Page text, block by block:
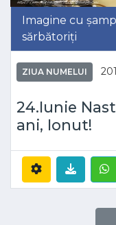
Imagine cu
sărbătoriți
ZIUA NUMELUI
24.Iunie
ani, Ionut!